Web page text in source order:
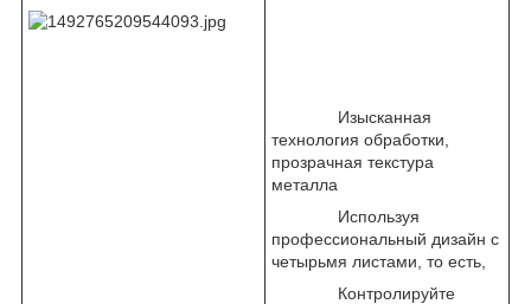
Изысканная
технология обработки,
прозрачная текстура
металла
Используя
профессиональный дизайн с
четырьмя листами, то есть,
Контролируйте